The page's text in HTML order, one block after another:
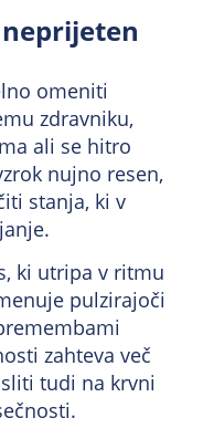
omeniti
zdravniku,
ali se hitro
nujno resen,
stanja, ki v
ki utripa v ritmu
pulzirajoči
zahteva več
tudi na krvni